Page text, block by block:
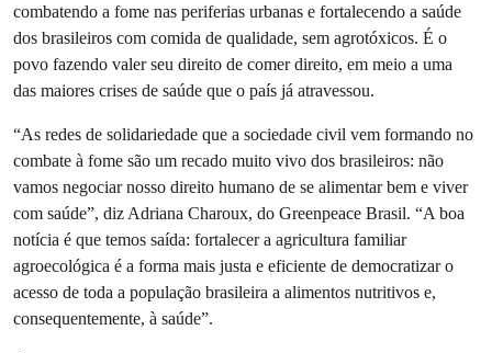
combatendo a fome nas periferias urbanas e fortalecendo a saúde
dos brasileiros com comida de qualidade, sem agrotóxicos. É o
povo fazendo valer seu direito de comer direito, em meio a uma
das maiores crises de saúde que o país já atravessou.
“As redes de solidariedade que a sociedade civil vem formando no
combate à fome são um recado muito vivo dos brasileiros: não
vamos negociar nosso direito humano de se alimentar bem e viver
com saúde”, diz Adriana Charoux, do Greenpeace Brasil. “A boa
notícia é que temos saída: fortalecer a agricultura familiar
agroecológica é a forma mais justa e eficiente de democratizar o
acesso de toda a população brasileira a alimentos nutritivos e,
consequentemente, à saúde”.